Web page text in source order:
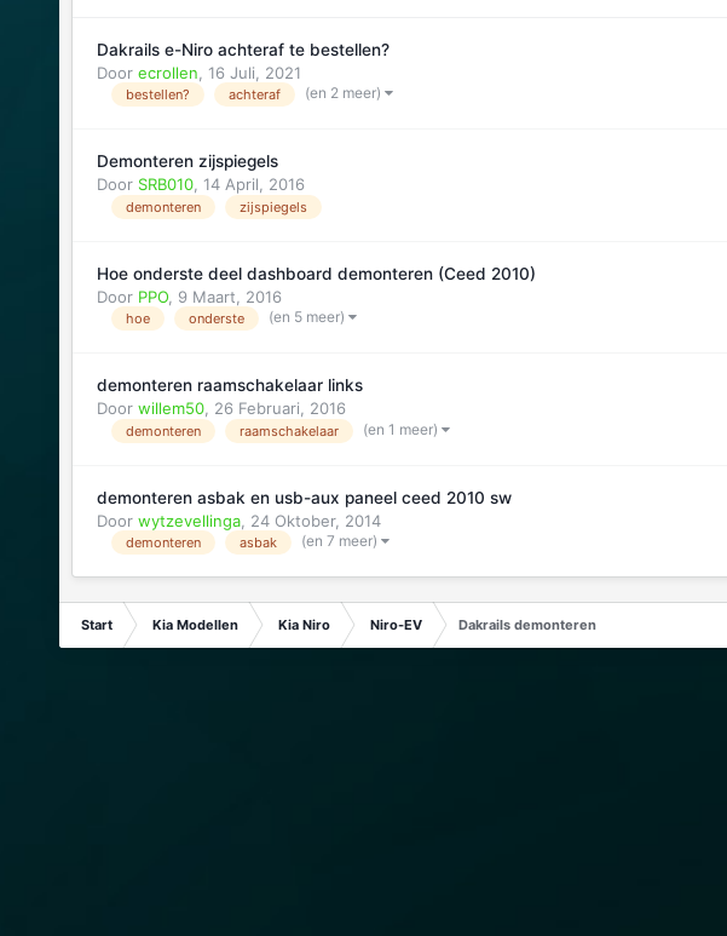
Dakrails e-Niro achteraf te bestellen?
Door ecrollen 16 Juli, 2021
bestellen? achteraf (en 2 meer)
Demonteren zijspiegels
Door SRB010, 14 April, 2016
demonteren zijspiegels
Hoe onderste deel dashboard demonteren (Ceed 2010)
Door PPO, 9 Maart, 2016
hoe onderste (en 5 meer)
demonteren raamschakelaar links
Door willem50, 26 Februari, 2016
demonteren raamschakelaar (en 1 meer)
demonteren asbak en usb-aux paneel ceed 2010 sw
Door wytzevellinga, 24 Oktober, 2014
demonteren asbak (en 7 meer)
Start Kia Modellen Kia Niro Niro-EV Dakrails demonteren